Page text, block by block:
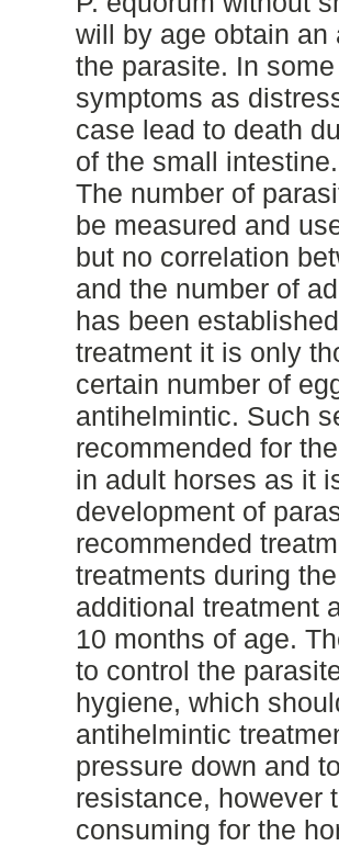
will by age obtain
the parasite. In
symptoms as
case lead to death
of the small intestine.
The number of
be measured and
but no correlation
and the number of
has been
treatment it is only
certain number of
antihelmintic. Such
recommended for
in adult horses as it
development of
recommended
treatments during
additional treatment
10 months of age.
to control the
hygiene, which
antihelmintic
pressure down and
resistance, however
consuming for the